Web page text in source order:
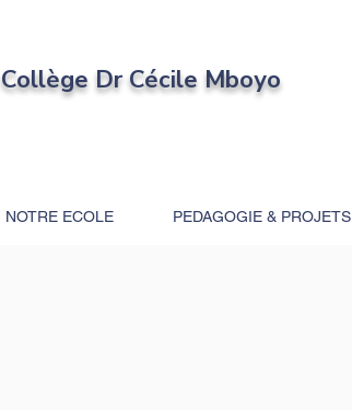
Collège Dr Cécile Mboyo
NOTRE ECOLE PEDAGOGIE & PROJETS